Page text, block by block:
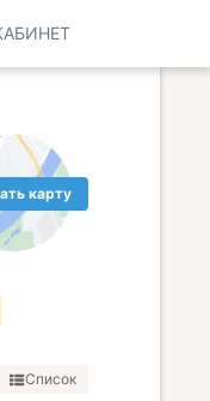
карту
Список